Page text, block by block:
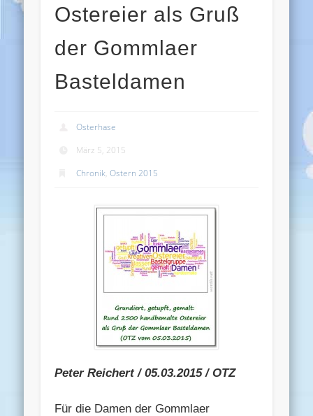
Ostereier als Gruß
der Gommlaer
Basteldamen
Osterhase
März 5, 2015
Chronik,Ostern 2015
Peter Reichert / 05.03.2015 / OTZ
Für die Damen der Gommlaer